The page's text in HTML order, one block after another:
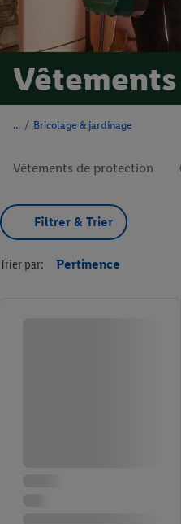
/ Bricolage & jardinage
Vêtements de protection
Filtrer & Trier
Trier par: Pertinence